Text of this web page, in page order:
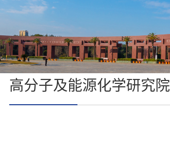
高分子及能源化学研究院